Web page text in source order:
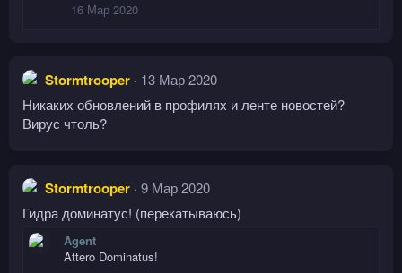
16 Мар 2020
Stormtrooper
13 Мар 2020
Никаких обновлений в профилях и ленте новостей?
Вирус чтоль?
Stormtrooper 9 Мар 2020
Гидра доминатус! (перекатываюсь)
Agent
Attero Dominatus!